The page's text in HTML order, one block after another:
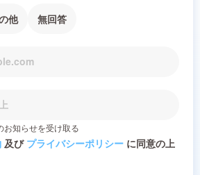
他 無回答
お知らせを受け取る
及び プライバシーポリシー に同意の上